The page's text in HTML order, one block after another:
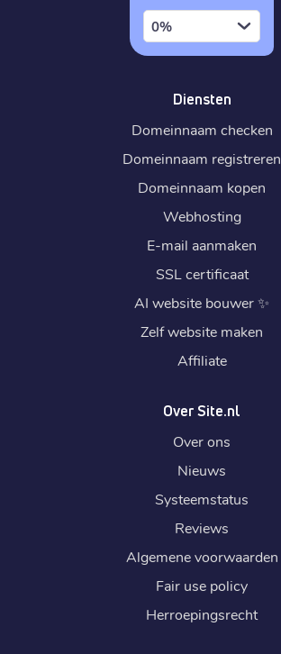
0%
Diensten
Domeinnaam checken
Domeinnaam registreren
Domeinnaam kopen
Webhosting
E-mail aanmaken
SSL certificaat
AI website bouwer✨
Zelf website maken
Affiliate
Over Site.nl
Over ons
Nieuws
Systeemstatus
Reviews
Algemene voorwaarden
Fair use policy
Herroepingsrecht